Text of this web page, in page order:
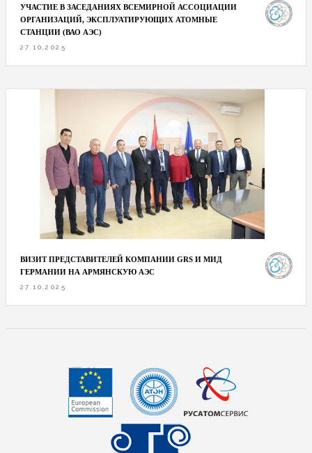
УЧАСТИЕ В ЗАСЕДАНИЯХ ВСЕМИРНОЙ АССОЦИАЦИИ
ОРГАНИЗАЦИЙ, ЭКСПЛУАТИРУЮЩИХ АТОМНЫЕ
СТАНЦИИ (ВАО АЭС)
27.10.2025
ВИЗИТ ПРЕДСТАВИТЕЛЕЙ КОМПАНИИ GRS И МИД
ГЕРМАНИИ НА АРМЯНСКУЮ АЭС
27.10.2025